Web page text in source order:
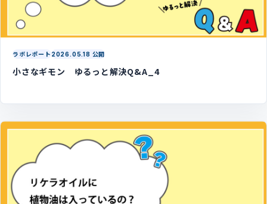
ラボレポート 2026.05.18 公開
小さなギモン ゆるっと解決Q&A_4